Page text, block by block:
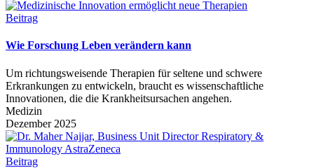
Beitrag
Wie Forschung Leben verändern kann
Um richtungsweisende Therapien für seltene und schwere
Erkrankungen zu entwickeln, braucht es wissenschaftliche
Innovationen, die die Krankheitsursachen angehen.
Medizin
Dezember 2025
Beitrag